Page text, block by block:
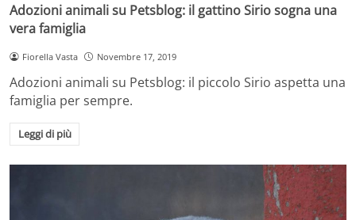
Adozioni animali su Petsblog: il gattino Sirio sogna una
vera famiglia
Fiorella Vasta Novembre 17, 2019
Adozioni animali su Petsblog: il piccolo Sirio aspetta una
famiglia per sempre.
Leggi di più